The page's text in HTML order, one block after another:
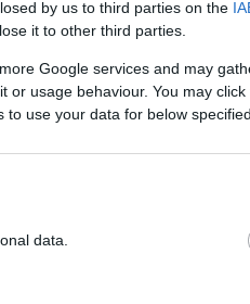
by us to third parties on the
it to other third parties.
Google services and may
or usage behaviour. You may
use your data for below
data.
a 265
közt.)
neki oda egy 100
és ahogy ő akar,
időpontjának